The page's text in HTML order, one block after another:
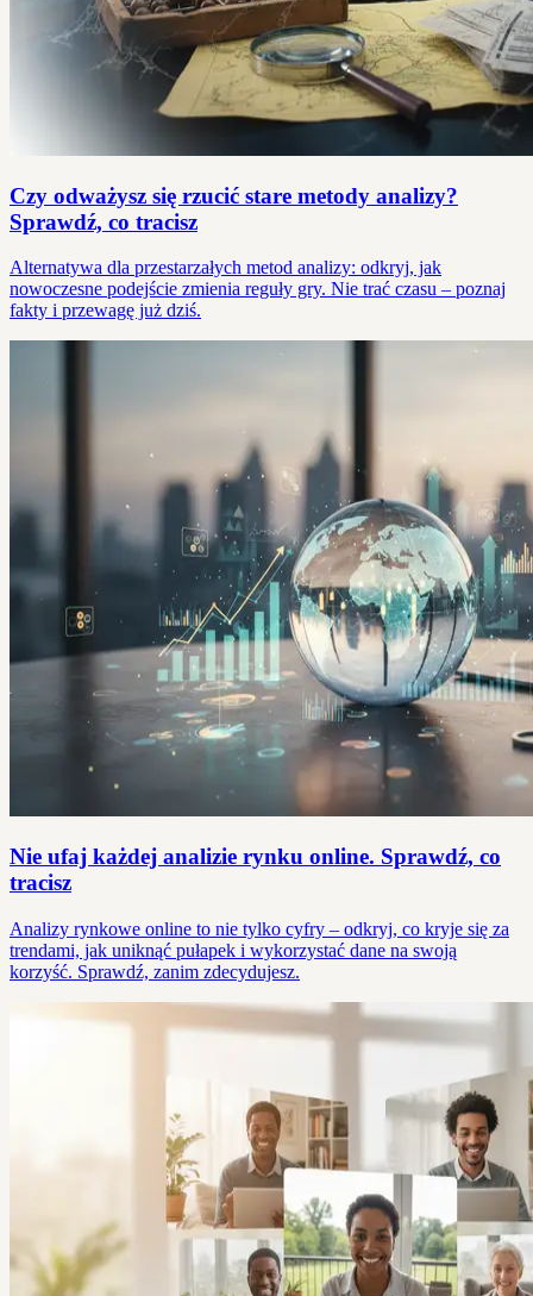
Czy odważysz się rzucić stare metody analizy?
Sprawdź, co tracisz
Alternatywa dla przestarzałych metod analizy: odkryj, jak
nowoczesne podejście zmienia reguły gry. Nie trać czasu – poznaj
fakty i przewagę już dziś.
Nie ufaj każdej analizie rynku online. Sprawdź, co
tracisz
Analizy rynkowe online to nie tylko cyfry – odkryj, co kryje się za
trendami, jak uniknąć pułapek i wykorzystać dane na swoją
korzyść. Sprawdź, zanim zdecydujesz.